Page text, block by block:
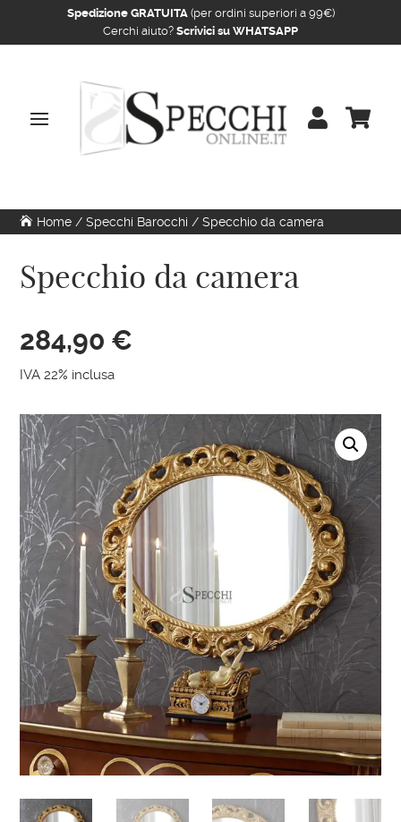
Spedizione GRATUITA(per ordini superiori a 99€)
Cerchi aiuto? Scrivici su WHATSAPP
 
Home /Specchi Barocchi / Specchio da camera
Specchio da camera
284,90 €
IVA 22% inclusa